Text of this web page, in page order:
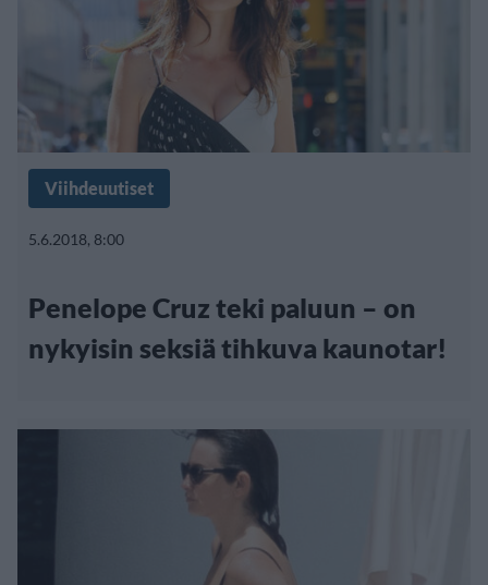
Viihdeuutiset
5.6.2018, 8:00
Penelope Cruz teki paluun – on
nykyisin seksiä tihkuva kaunotar!